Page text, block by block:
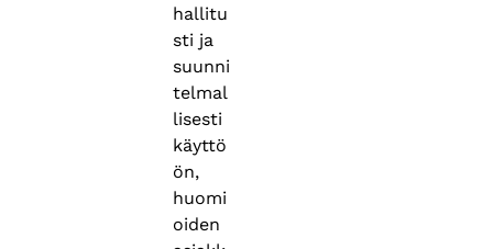
hallitu
sti ja
suunni
telmal
lisesti
käyttö
ön,
huomi
oiden